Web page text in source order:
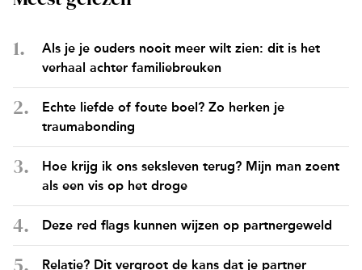
Als je je ouders nooit meer wilt zien: dit is het
verhaal achter familiebreuken
Echte liefde of foute boel? Zo herken je
traumabonding
Hoe krijg ik ons seksleven terug? Mijn man zoent
als een vis op het droge
Deze red flags kunnen wijzen op partnergeweld
Relatie? Dit vergroot de kans dat je partner